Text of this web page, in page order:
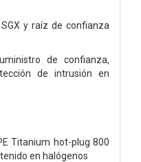
y raíz de confianza
de confianza,
de intrusión en
Titanium hot-plug 800
en halógenos